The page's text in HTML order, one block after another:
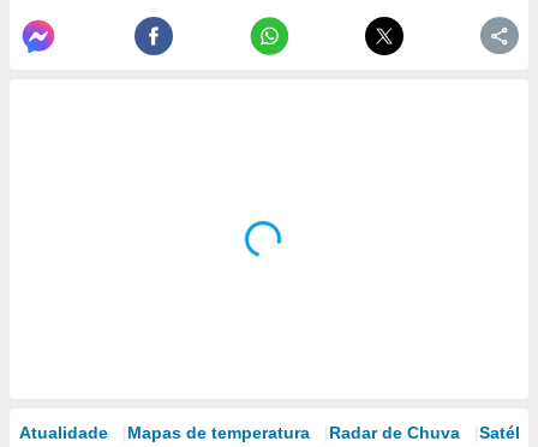
Atualidade Mapas de temperatura Radar de Chuva